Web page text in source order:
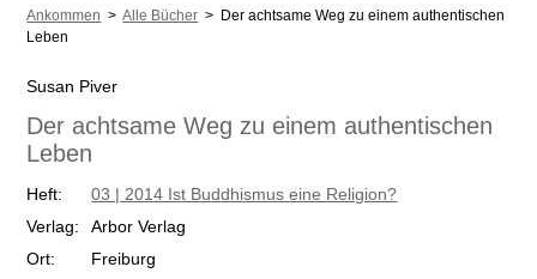
Ankommen >Alle Bücher > Der achtsame Weg zu einem authentischen
Leben
Susan Piver
Der achtsame Weg zu einem authentischen
Leben
Heft:
03 | 2014 Ist Buddhismus eine Religion?
Verlag:
Arbor Verlag
Ort:
Freiburg